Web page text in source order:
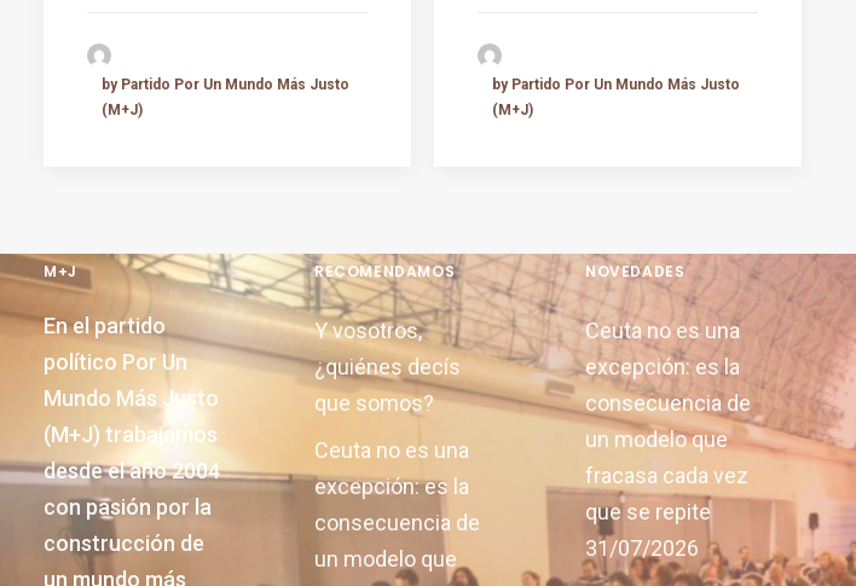
by Partido Por Un Mundo Más Justo
(M+J)
by Partido Por Un Mundo Más Justo
(M+J)
M+J
En el partido
político Por Un
Mundo Más Justo
(M+J) trabajamos
desde el año 2004
con pasión por la
construcción de
un mundo más
RECOMENDAMOS
Y vosotros,
¿quiénes decís
que somos?
Ceuta no es una
excepción: es la
consecuencia de
un modelo que
NOVEDADES
Ceuta no es una
excepción: es la
consecuencia de
un modelo que
fracasa cada vez
que se repite
31/07/2026